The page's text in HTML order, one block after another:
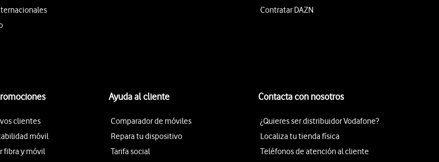
Contratar DAZN
clientes
móvil
fibra y móvil
Ayuda al cliente
Comparador de móviles
Repara tu dispositivo
Tarifa social
Contacta con nosotros
¿Quieres ser distribuidor Vodafone?
Localiza tu tienda física
Teléfonos de atención al cliente